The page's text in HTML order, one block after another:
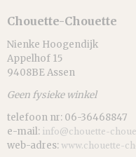
Chouette-Chouette
Nienke Hoogendijk
Appelhof 15
9408BE Assen
Geen fysieke winkel
telefoon nr: 06-36468847
e-mail: info@chouette-
web-adres: www.chouette-